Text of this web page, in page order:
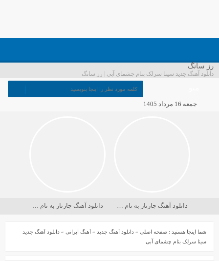
رز سانگ
دانلود آهنگ جدید سینا سرلک بنام چشمای آبی | رز سانگ
جمعه 16 مرداد 1405
دانلود آهنگ چارتار به نام در حسرت ماه دانلود آهنگ چارتار به نام دریا کجاست
شما اینجا هستید :صفحه اصلی »دانلود آهنگ جدید »آهنگ ایرانی »دانلود آهنگ جدید
سینا سرلک بنام چشمای آبی